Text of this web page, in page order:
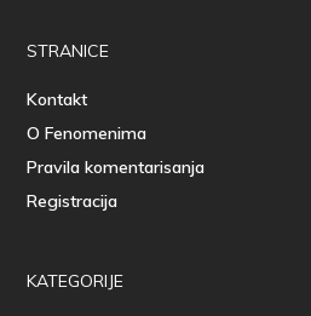
STRANICE
Kontakt
O Fenomenima
Pravila komentarisanja
Registracija
KATEGORIJE